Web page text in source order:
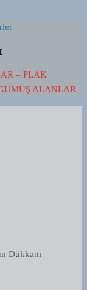
– PLAK
ALANLAR
Dükkanı